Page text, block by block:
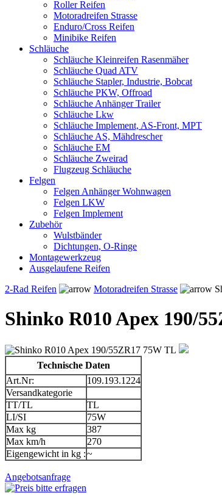
Roller Reifen
Motoradreifen Strasse
Enduro/Cross Reifen
Minibike Reifen
Schläuche
Schläuche Kleinreifen Rasenmäher
Schläuche Quad ATV
Schläuche Stapler, Industrie, Bobcat
Schläuche PKW, Offroad
Schläuche Anhänger Trailer
Schläuche Lkw
Schläuche Implement, AS-Front, MPT
Schläuche AS, Mähdrescher
Schläuche EM
Schläuche Zweirad
Flugzeug Schläuche
Felgen
Felgen Anhänger Wohnwagen
Felgen LKW
Felgen Implement
Zubehör
Wulstbänder
Dichtungen, O-Ringe
Montagewerkzeug
Ausgelaufene Reifen
2-Rad Reifen
Motoradreifen Strasse
Shinko R010 Apex 190/
Technische Daten
Art.Nr:
109.193.1224
Versandkategorie
TT/TL
TL
LI/SI
75W
Max kg
387
Max km/h
270
Eigengewicht in kg :~
Angebotsanfrage